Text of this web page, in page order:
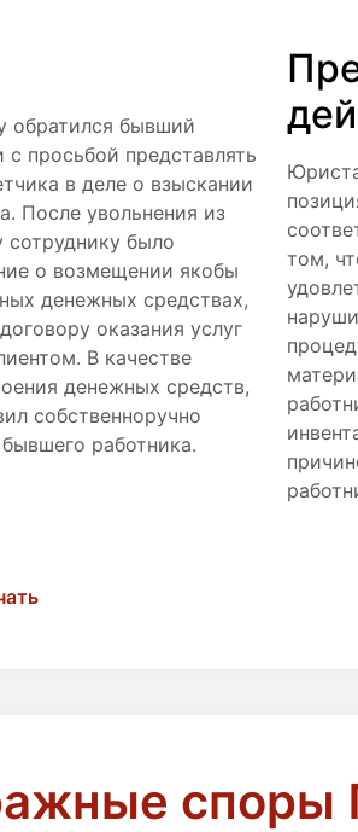
обратился бывший
с просьбой представлять
в деле о взыскании
После увольнения из
было
о возмещении якобы
денежных средствах,
оказания услуг
В качестве
денежных средств,
собственноручно
работника.
том,
споры